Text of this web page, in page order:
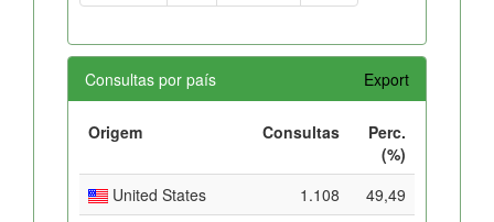
Consultas por país Export
Origem Consultas
Perc.
(%)
United States
1.108
49,49